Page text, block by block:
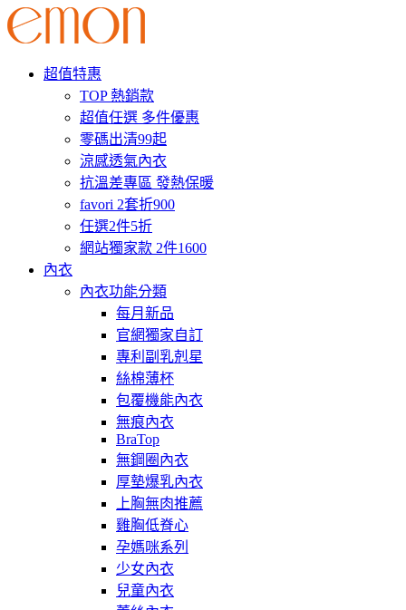
超值特惠
TOP 熱銷款
超值任選 多件優惠
零碼出清99起
涼感透氣內衣
抗溫差專區 發熱保暖
favori 2套折900
任選2件5折
網站獨家款 2件1600
內衣
內衣功能分類
每月新品
官網獨家自訂
專利副乳剋星
絲棉薄杯
包覆機能內衣
無痕內衣
BraTop
無鋼圈內衣
厚墊爆乳內衣
上胸無肉推薦
雞胸低脊心
孕媽咪系列
少女內衣
兒童內衣